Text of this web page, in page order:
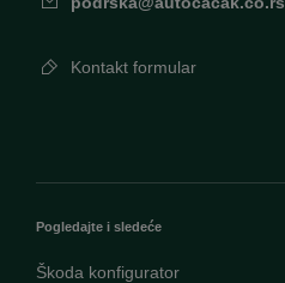
Kontakt formular
Pogledajte i sledeće
Škoda konfigurator